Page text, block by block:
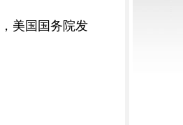
美国国务院发